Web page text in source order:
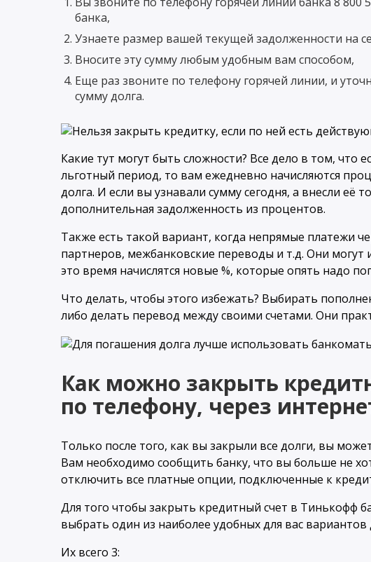
банка,
Узнаете размер вашей текущей задолженности на
Вносите эту сумму любым удобным вам способом,
Еще раз звоните по телефону горячей линии, и
сумму долга.
Какие тут могут быть сложности? Все дело в том, что
льготный период, то вам ежедневно начисляются
долга. И если вы узнавали сумму сегодня, а внесли её
дополнительная задолженность из процентов.
Также есть такой вариант, когда непрямые платежи
партнеров, межбанковские переводы и т.д. Они могут
это время начислятся новые %, которые опять надо
Что делать, чтобы этого избежать? Выбирать
либо делать перевод между своими счетами. Они
Как можно закрыть
по телефону, через
Только после того, как вы закрыли все долги, вы
Вам необходимо сообщить банку, что вы больше не
отключить все платные опции, подключенные к
Для того чтобы закрыть кредитный счет в Тинькофф
выбрать один из наиболее удобных для вас вариантов
Их всего 3: